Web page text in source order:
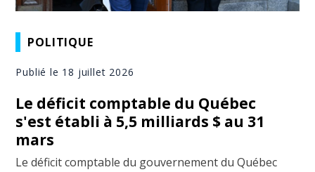
POLITIQUE
Publié le 18 juillet 2026
Le déficit comptable du Québec
s'est établi à 5,5 milliards $ au 31
mars
Le déficit comptable du gouvernement du Québec